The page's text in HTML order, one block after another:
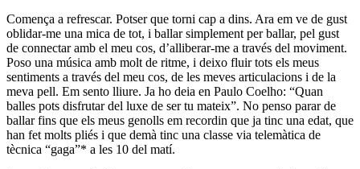
Comença a refrescar. Potser que torni cap a dins. Ara em ve de gust
oblidar-me una mica de tot, i ballar simplement per ballar, pel gust
de connectar amb el meu cos, d’alliberar-me a través del moviment.
Poso una música amb molt de ritme, i deixo fluir tots els meus
sentiments a través del meu cos, de les meves articulacions i de la
meva pell. Em sento lliure. Ja ho deia en Paulo Coelho: “Quan
balles pots disfrutar del luxe de ser tu mateix”. No penso parar de
ballar fins que els meus genolls em recordin que ja tinc una edat, que
han fet molts pliés i que demà tinc una classe via telemàtica de
tècnica “gaga”* a les 10 del matí.